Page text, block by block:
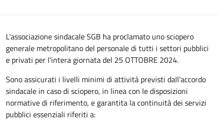
L'associazione sindacale SGB ha proclamato uno sciopero
generale metropolitano del personale di tutti i settori pubblici
e privati per l'intera giornata del 25 OTTOBRE 2024.
Sono assicurati i livelli minimi di attività previsti dall’accordo
sindacale in caso di sciopero, in linea con le disposizioni
normative di riferimento, e garantita la continuità dei servizi
pubblici essenziali riferiti a: